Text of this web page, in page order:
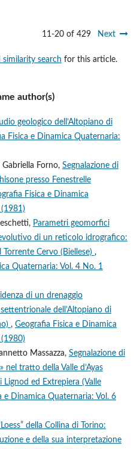
11-20 of 429 Next
search for this article.
author(s)
geologico dell’Altopiano di
Fisica e Dinamica Quaternaria:
Forno, Segnalazione di
presso Fenestrelle
Fisica e Dinamica
Parametri geomorfici
di un reticolo idrografico:
Cervo (Biellese) ,
Quaternaria: Vol. 4 No. 1
di un drenaggio
dell’Altopiano di
, Geografia Fisica e Dinamica
Massazza, Segnalazione di
nel tratto della Valle d’Ayas
ed Extrepiera (Valle
e Dinamica Quaternaria: Vol. 6
della Collina di Torino:
e della sua interpretazione